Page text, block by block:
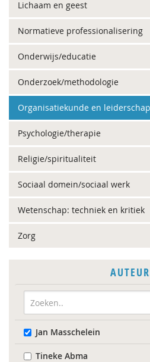
Lichaam en geest
Normatieve professionalisering
Onderwijs/educatie
Onderzoek/methodologie
Organisatiekunde en leiderschap
Psychologie/therapie
Religie/spiritualiteit
Sociaal domein/sociaal werk
Wetenschap: techniek en kritiek
Zorg
Jan Masschelein
Tineke Abma